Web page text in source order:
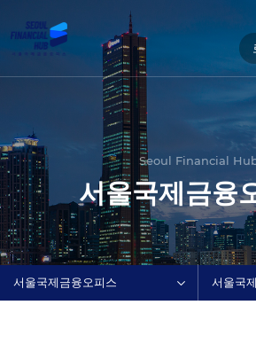
Seoul Financial
서울국제금융
서울국제금융오피스 서울국